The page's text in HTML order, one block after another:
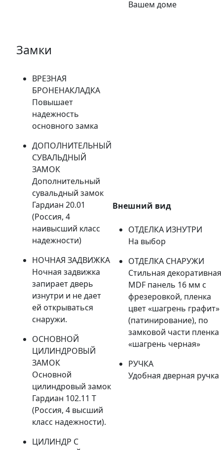
Вашем доме
Замки
ВРЕЗНАЯ
БРОНЕНАКЛАДКА
Повышает
надежность
основного замка
ДОПОЛНИТЕЛЬНЫЙ
СУВАЛЬДНЫЙ
ЗАМОК
Дополнительный
сувальдный замок
Гардиан 20.01
(Россия, 4
наивысший класс
надежности)
НОЧНАЯ ЗАДВИЖКА
Ночная задвижка
запирает дверь
изнутри и не дает
ей открываться
снаружи.
ОСНОВНОЙ
ЦИЛИНДРОВЫЙ
ЗАМОК
Основной
цилиндровый замок
Гардиан 102.11 Т
(Россия, 4 высший
класс надежности).
ЦИЛИНДР С
Внешний вид
ОТДЕЛКА ИЗНУТРИ
На выбор
ОТДЕЛКА СНАРУЖИ
Стильная декоративная
MDF панель 16 мм с
фрезеровкой, пленка
цвет «шагрень графит»
(патинирование), по
замковой части пленка
«шагрень черная»
РУЧКА
Удобная дверная ручка